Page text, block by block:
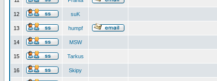
12 suK
13 humpf
14 MSW
15 Tarkus
16 Skipy